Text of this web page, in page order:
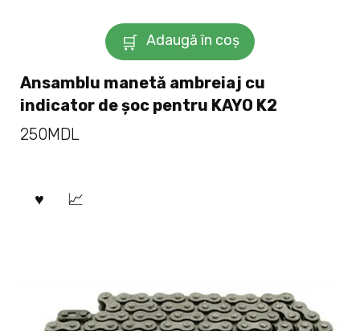
Adaugă în coș
Ansamblu manetă ambreiaj cu
indicator de șoc pentru KAYO K2
250MDL